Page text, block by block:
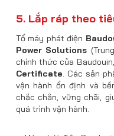
5. Lắp ráp theo
Tổ máy phát điện
Power Solutions
chính thức của
Certificate. Các sản
vận hành ổn định và
chắc chắn, vững chãi,
quá trình vận hành.